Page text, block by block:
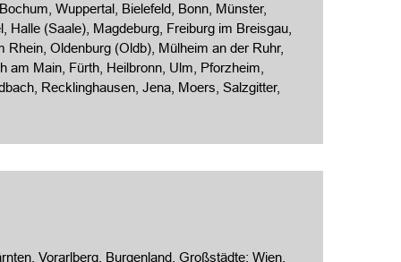
Wuppertal, Bielefeld, Bonn, Münster,
Halle (Saale) , Magdeburg, Freiburg im Breisgau,
Rhein, Oldenburg (Oldb) , Mülheim an der Ruhr,
Main, Fürth, Heilbronn, Ulm, Pforzheim,
Recklinghausen, Jena, Moers, Salzgitter,
Vorarl­berg, Burgen­land. Großstädte: Wien,